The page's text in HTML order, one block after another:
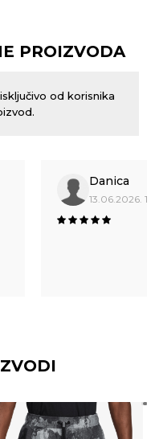
PROIZVODA
od korisnika
Danica
13.06.2026.